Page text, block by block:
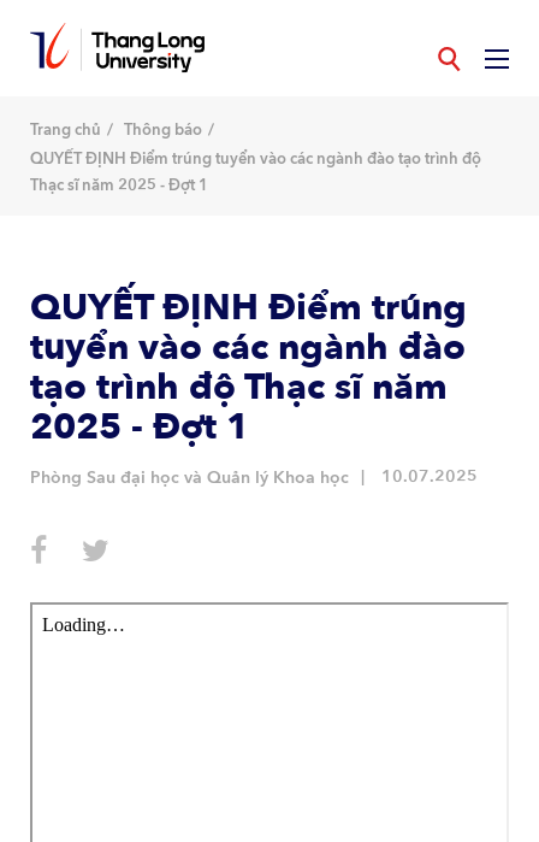
dungTrang chủ
Thông báo
QUYẾT ĐỊNH Điểm trúng tuyển vào các ngành đào tạo trình độ
Thạc sĩ năm 2025 - Đợt 1
QUYẾT ĐỊNH Điểm trúng
tuyển vào các ngành đào
tạo trình độ Thạc sĩ năm
2025 - Đợt 1
Phòng Sau đại học và Quản lý Khoa học 10.07.2025